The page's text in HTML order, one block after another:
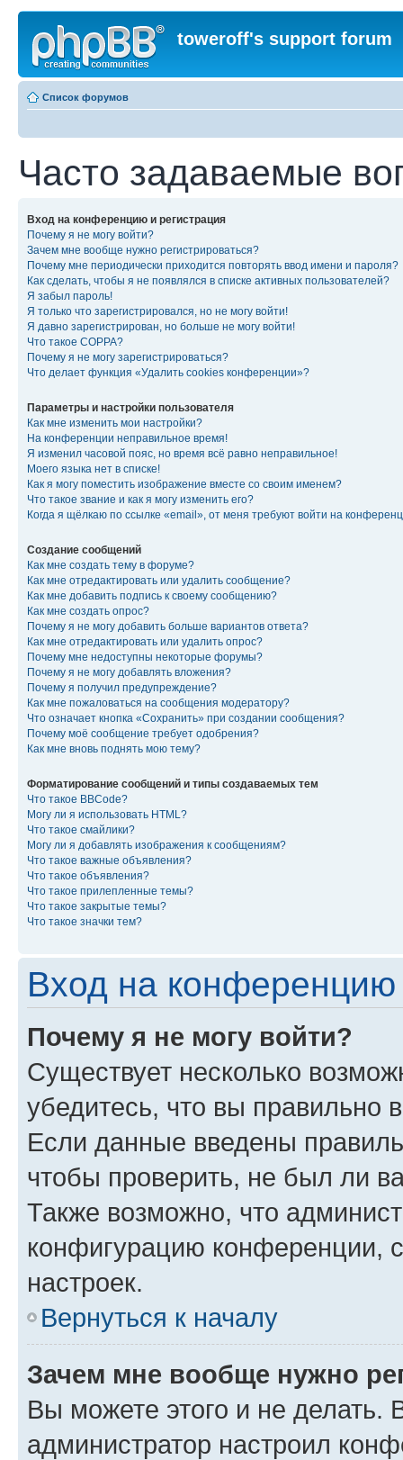
toweroff's support forum
Список форумов
Часто задаваемые
Вход на конференцию и регистрация
Почему я не могу войти?
Зачем мне вообще нужно регистрироваться?
Почему мне периодически приходится повторять ввод имени и пароля?
Как сделать, чтобы я не появлялся в списке активных пользователей?
Я забыл пароль!
Я только что зарегистрировался, но не могу войти!
Я давно зарегистрирован, но больше не могу войти!
Что такое COPPA?
Почему я не могу зарегистрироваться?
Что делает функция «Удалить cookies конференции»?
Параметры и настройки пользователя
Как мне изменить мои настройки?
На конференции неправильное время!
Я изменил часовой пояс, но время всё равно неправильное!
Моего языка нет в списке!
Как я могу поместить изображение вместе со своим именем?
Что такое звание и как я могу изменить его?
Когда я щёлкаю по ссылке «email», от меня требуют войти на
Создание сообщений
Как мне создать тему в форуме?
Как мне отредактировать или удалить сообщение?
Как мне добавить подпись к своему сообщению?
Как мне создать опрос?
Почему я не могу добавить больше вариантов ответа?
Как мне отредактировать или удалить опрос?
Почему мне недоступны некоторые форумы?
Почему я не могу добавлять вложения?
Почему я получил предупреждение?
Как мне пожаловаться на сообщения модератору?
Что означает кнопка «Сохранить» при создании сообщения?
Почему моё сообщение требует одобрения?
Как мне вновь поднять мою тему?
Форматирование сообщений и типы создаваемых тем
Что такое BBCode?
Могу ли я использовать HTML?
Что такое смайлики?
Могу ли я добавлять изображения к сообщениям?
Что такое важные объявления?
Что такое объявления?
Что такое прилепленные темы?
Что такое закрытые темы?
Что такое значки тем?
Вход на конференцию
Почему я не могу войти?
Существует несколько
убедитесь, что вы правильно
Если данные введены
чтобы проверить, не был ли
Также возможно, что
конфигурацию конференции,
настроек.
Вернуться к началу
Зачем мне вообще нужно
Вы можете этого и не делать.
администратор настроил